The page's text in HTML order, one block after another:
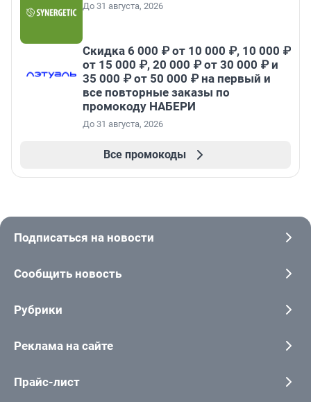
До 31 августа, 2026
Скидка 6 000 ₽ от 10 000 ₽, 10 000 ₽
от 15 000 ₽, 20 000 ₽ от 30 000 ₽ и
35 000 ₽ от 50 000 ₽ на первый и
все повторные заказы по
промокоду НАБЕРИ
До 31 августа, 2026
Все промокоды
Подписаться на новости
Сообщить новость
Рубрики
Реклама на сайте
Прайс-лист